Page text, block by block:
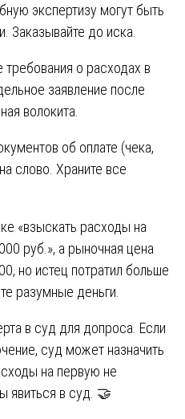
экспертизу могут быть
Заказывайте до иска.
о расходах в
заявление после
волокита.
об оплате (чека,
слово. Храните все
«взыскать расходы на
руб.», а рыночная цена
но истец потратил больше
разумные деньги.
в суд для допроса. Если
суд может назначить
на первую не
явиться в суд. 🤝